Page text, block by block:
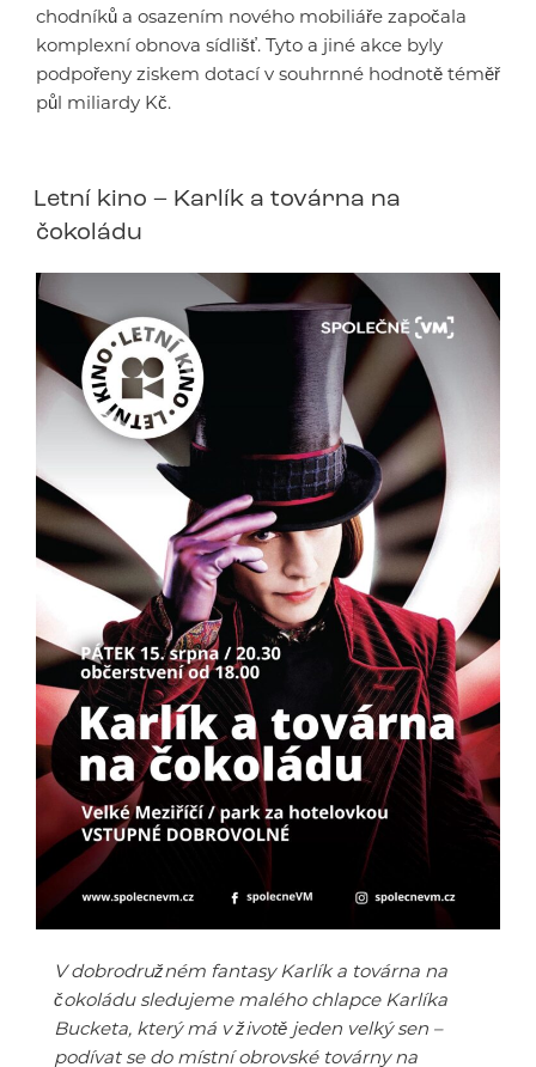
chodníků a osazením nového mobiliáře započala
komplexní obnova sídlišť. Tyto a jiné akce byly
podpořeny ziskem dotací v souhrnné hodnotě téměř
půl miliardy Kč.
Letní kino – Karlík a továrna na
čokoládu
V dobrodružném fantasy Karlík a továrna na
čokoládu sledujeme malého chlapce Karlíka
Bucketa, který má v životě jeden velký sen –
podívat se do místní obrovské továrny na